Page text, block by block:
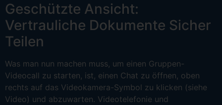
Geschützte Ansicht:
Vertrauliche Dokumente Sicher
Teilen
Was man nun machen muss, um einen Gruppen-
Videocall zu starten, ist, einen Chat zu öffnen, oben
rechts auf das Videokamera-Symbol zu klicken (siehe
Video) und abzuwarten. Videotelefonie und